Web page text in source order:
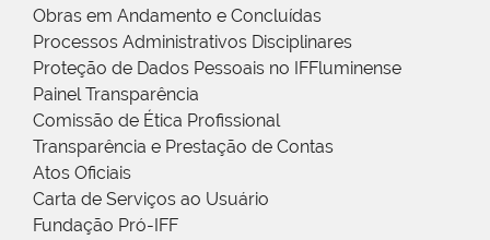
Obras em Andamento e Concluídas
Processos Administrativos Disciplinares
Proteção de Dados Pessoais no IFFluminense
Painel Transparência
Comissão de Ética Profissional
Transparência e Prestação de Contas
Atos Oficiais
Carta de Serviços ao Usuário
Fundação Pró-IFF